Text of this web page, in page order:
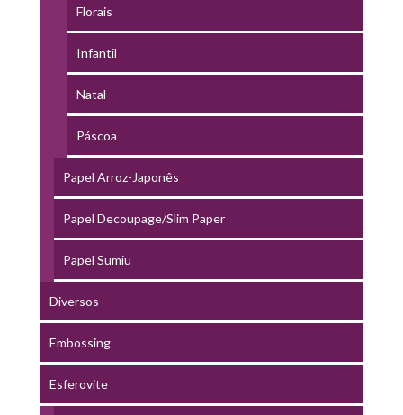
Florais
Infantil
Natal
Páscoa
Papel Arroz-Japonês
Papel Decoupage/Slim Paper
Papel Sumiu
Diversos
Embossing
Esferovite